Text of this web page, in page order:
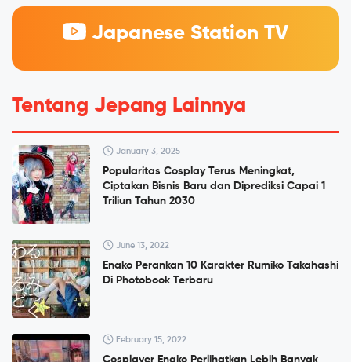
Japanese Station TV
Tentang Jepang Lainnya
January 3, 2025
Popularitas Cosplay Terus Meningkat,
Ciptakan Bisnis Baru dan Diprediksi Capai 1
Triliun Tahun 2030
June 13, 2022
Enako Perankan 10 Karakter Rumiko Takahashi
Di Photobook Terbaru
February 15, 2022
Cosplayer Enako Perlihatkan Lebih Banyak